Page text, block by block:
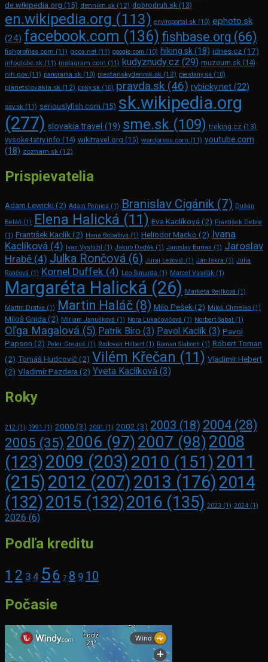
de.wikipedia.org (15) dennikn.sk (12) dobrodruh.sk (13)
en.wikipedia.org (113) enviroportal.sk (10) ephoto.sk
(24) facebook.com (136) fishbase.org (66)
fishprofiles.com (11) gcca.net (11) google.com (10) hiking.sk(18) idnes.cz(17)
infoglobe.sk (11) instagram.com (11) kudyznudy.cz (29) muzeum.sk (14)
nih.gov (11) panorama.sk (10) piestanskydennik.sk (12) piestany.sk (10)
planetslovakia.sk (12) pnky.sk (10) pravda.sk (46) rybicky.net (22)
sav.sk (11) seriouslyfish.com (15) sk.wikipedia.org
(277) slovakia.travel (19) sme.sk (109) treking.cz (13)
vysoke-tatry.info (14) wikitravel.org (15) wordpress.com (11) youtube.com
(18) zoznam.sk (12)
Prispievatelia
Adam Lewicki(2) Adam Pernica (1) Branislav Cigánik (7) Dušan
Beláň (1) Elena Halická (11) Eva Kaclíková (2) František Debre
(1) František Kaclík (2) Hana Bobáľová (1) Heliodor Macko (2) Ivana
Kaclíková (4) Ivan Vyslúžil (1) Jakub Dadák (1) Jaroslav Burian (1) Jaroslav
Hrabě (4) Julka Rončová (6) Juraj Ležovič (1) Ján Iskra (1) Júlia
Rončová (1) Kornel Duffek (4) Leo Šimurda (1) Marcel Vasiľák (1)
Margaréta Halická (26) Markéta Rejlková (1)
Martin Dratva (1) Martin Haláč (8) Milo Pešek (2) Miloš Chmelko (1)
Miloš Gnida (2) Miriam Janušková (1) Nora Lukačovičová (1) Norbert Sabat (1)
Oľga Magalová (5) Patrik Bíro (3) Pavol Kaclík (3) Pavol
Papson (2) Peter Greguš (1) Radovan Hilbert (1) Roman Slaboch (1) Róbert Toman
(2) Tomáš Hudcovič(2) Vilém Křečan (11) Vladimír Hebert
(2) Vladimír Pazdera (2) Yveta Kaclíková (3)
Roky
212 (1) 1991 (1) 2000 (3) 2001 (1) 2002 (3) 2003 (18) 2004 (28)
2005 (35) 2006 (97) 2007 (98) 2008
(123)2009 (203) 2010 (151) 2011
(215) 2012 (207) 2013 (176) 2014
(132)2015 (132)2016 (135) 2023 (1) 2024 (1)
2026 (6)
Podľa kreditu
1 2 3 4 56 7 8 9 10
Počasie